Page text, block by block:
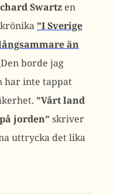
Swartz en
”I Sverige
än
Den borde jag
har inte tappat
”Vårt land
jorden” skriver
uttrycka det lika